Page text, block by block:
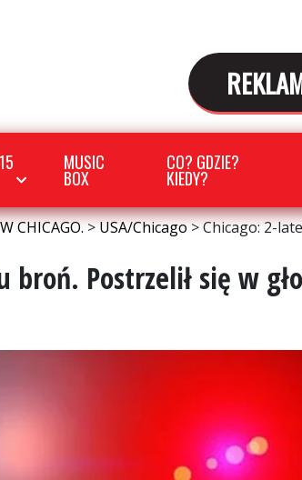
MUSIC
BOX
CO? GDZIE?
KIEDY?
CHICAGO.>USA/Chicago>Chicago: 2-
broń. Postrzelił się w